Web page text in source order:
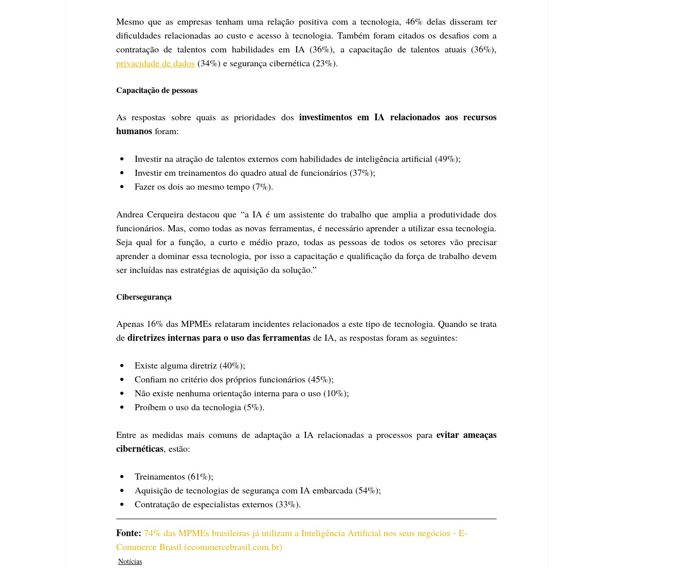
Mesmo que as empresas tenham uma relação positiva com a tecnologia, 46% delas disseram ter
dificuldades relacionadas ao custo e acesso à tecnologia. Também foram citados os desafios com a
privacidade de dados (34%) e segurança cibernética (23%).
Capacitação de pessoas
As respostas sobre quais as prioridades dos investimentos em IA relacionados aos recursos
humanos foram:
Investir na atração de talentos externos com habilidades de inteligência artificial (49%);
Investir em treinamentos do quadro atual de funcionários (37%);
Fazer os dois ao mesmo tempo (7%).
Andrea Cerqueira destacou que “a IA é um assistente do trabalho que amplia a produtividade dos
funcionários. Mas, como todas as novas ferramentas, é necessário aprender a utilizar essa tecnologia.
Seja qual for a função, a curto e médio prazo, todas as pessoas de todos os setores vão precisar
aprender a dominar essa tecnologia, por isso a capacitação e qualificação da força de trabalho devem
ser incluídas nas estratégias de aquisição da solução.”
Cibersegurança
Apenas 16% das MPMEs relataram incidentes relacionados a este tipo de tecnologia. Quando se trata
de diretrizes internas para o uso das ferramentas de IA, as respostas foram as seguintes:
Existe alguma diretriz (40%);
Confiam no critério dos próprios funcionários (45%);
Não existe nenhuma orientação interna para o uso (10%);
Proíbem o uso da tecnologia (5%).
Entre as medidas mais comuns de adaptação a IA relacionadas a processos para evitar ameaças
cibernéticas, estão:
Treinamentos (61%);
Aquisição de tecnologias de segurança com IA embarcada (54%);
Contratação de especialistas externos (33%).
Fonte: 74% das MPMEs brasileiras já utilizam a Inteligência Artificial nos seus negócios - E-
Commerce Brasil (ecommercebrasil.com.br)
Notícias